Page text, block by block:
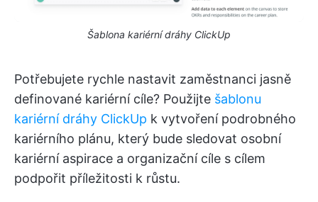
Šablona kariérní dráhy ClickUp
Potřebujete rychle nastavit zaměstnanci jasně
definované kariérní cíle? Použijte šablonu
kariérní dráhy ClickUp k vytvoření podrobného
kariérního plánu, který bude sledovat osobní
kariérní aspirace a organizační cíle s cílem
podpořit příležitosti k růstu.